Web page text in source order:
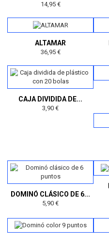
14,95 €
ALTAMAR
36,95 €
CAJA DIVIDIDA DE...
3,90 €
DOMINÓ CLÁSICO DE 6...
5,90 €